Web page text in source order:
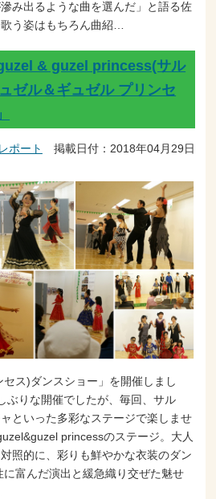
み出るような曲を選んだ」と語る佐
う姿はもちろん曲紹…
& guzel princess(サル
ゼル＆ギュゼル プリンセ
ポート 掲載日付：2018年04月29日
セス)ダンスショー」を開催しまし
ぶりな開催でしたが、毎回、サル
といった多彩なステージで楽しませ
princessのステージ。大人
照的に、彩りも鮮やかな衣装のダン
に富んだ演出と緩急織り交ぜた魅せ